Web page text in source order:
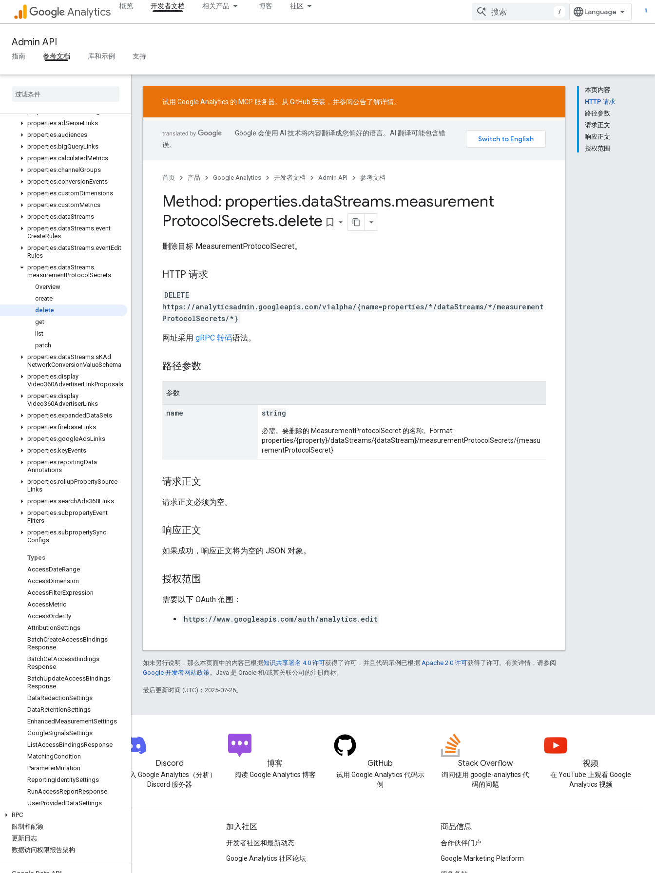
Analytics 概览 开发者文档 相关产品 博客 社区
/
Admin API
指南 参考文档 库和示例 支持
REST
Overview
v1alpha
REST Resources
accounts
properties
properties.adSenseLinks
properties.audiences
properties.bigQueryLinks
properties.calculatedMetrics
properties.channel Groups
properties.conversionEvents
properties.customDimensions
properties.customMetrics
properties.dataStreams
properties.dataStreams.event
CreateRules
properties.dataStreams.eventEdit
Rules
properties.dataStreams.
measurementProtocol Secrets
Overview
create
delete
get
list
patch
properties.dataStreams.sKAd
NetworkConversionValueSchema
properties.display
Video360AdvertiserLinkProposals
properties.display
Video360AdvertiserLinks
properties.expandedDataSets
properties.firebaseLinks
properties.googleAdsLinks
properties.keyEvents
properties.reportingData
Annotations
properties.rollupPropertySource
Links
properties.searchAds360Links
properties.subpropertyEvent
Filters
properties.subpropertySync
Configs
Types
AccessDateRange
AccessDimension
AccessFilterExpression
AccessMetric
AccessOrderBy
AttributionSettings
BatchCreateAccessBindings
Response
BatchGetAccessBindings
Response
BatchUpdateAccessBindings
Response
DataRedactionSettings
DataRetentionSettings
EnhancedMeasurementSettings
GoogleSignalsSettings
ListAccessBindingsResponse
MatchingCondition
ParameterMutation
ReportingIdentitySettings
RunAccessReportResponse
UserProvidedDataSettings
RPC
限制和配额
更新日志
数据访问权限报告架构
本页内容
HTTP 请求
路径参数
请求正文
响应正文
授权范围
试用 Google Analytics 的 MCP 服务器。从 GitHub 安装，并参阅公告了解详情。
Google 会使用 AI 技术将内容翻译成您偏好的语言。AI 翻译可能包含错
误。
首页 产品 Google Analytics 开发者文档 Admin API 参考文档
Method: properties.dataStreams.measurement
ProtocolSecrets.delete bookmark_border
删除目标 MeasurementProtocolSecret。
HTTP 请求
DELETE
https://analyticsadmin.googleapis.com/v1alpha/{name=properties/*/dataStreams/*/measurement
ProtocolSecrets/*}
网址采用 gRPC 转码语法。
路径参数
参数
name string
必需。要删除的 MeasurementProtocolSecret 的名称。Format:
properties/{property}/dataStreams/{dataStream}/measurementProtocolSecrets/{measu
rementProtocolSecret}
请求正文
请求正文必须为空。
响应正文
如果成功，响应正文将为空的 JSON 对象。
授权范围
需要以下 OAuth 范围：
https://www.googleapis.com/auth/analytics.edit
如未另行说明，那么本页面中的内容已根据知识共享署名 4.0 许可获得了许可，并且代码示例已根据 Apache 2.0 许可获得了许可。有关详情，请参阅
Google 开发者网站政策。Java 是 Oracle 和/或其关联公司的注册商标。
最后更新时间 (UTC)：2025-07-26。
简报
开发者简报
Discord
加入 Google Analytics（分析）
Discord 服务器
博客
阅读 Google Analytics 博客
GitHub
试用 Google Analytics 代码示
例
Stack Overflow
询问使用 google-analytics 代
码的问题
视频
在 YouTube 上观看 Google
Analytics 视频
资源
帮助中心
加入社区
开发者社区和最新动态
Google Analytics 社区论坛
商品信息
合作伙伴门户
Google Marketing Platform